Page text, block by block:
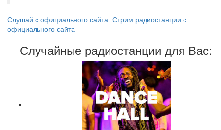
Слушай с официального сайта Стрим радиостанции с
официального сайта
Случайные радиостанции для Вас: